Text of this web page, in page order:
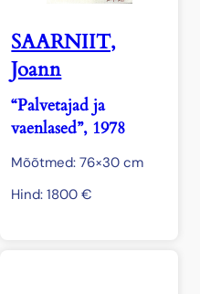
SAARNIIT,
Joann
“Palvetajad ja
vaenlased”, 1978
Mõõtmed: 76×30 cm
Hind:1800€